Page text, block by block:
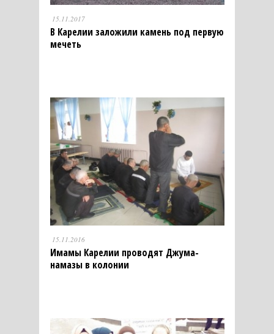
15.11.2017
В Карелии заложили камень под первую
мечеть
15.11.2016
Имамы Карелии проводят Джума-
намазы в колонии